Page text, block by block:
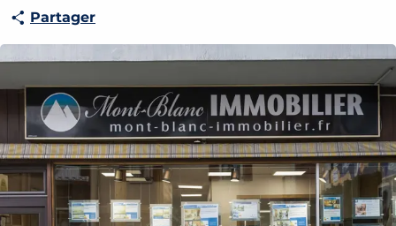
Partager